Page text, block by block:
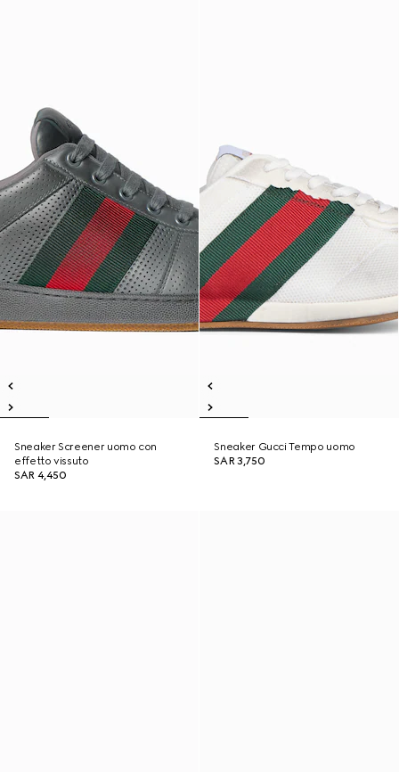
Sneaker Screener uomo con
effetto vissuto
SAR 4,450
Sneaker Gucci Tempo uomo
SAR 3,750